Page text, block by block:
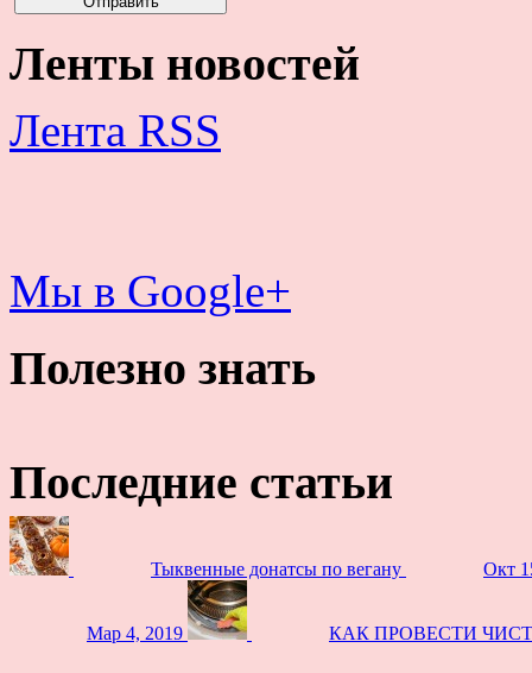
Ленты новостей
Лента RSS
Мы в Google+
Полезно знать
Последние статьи
Тыквенные донатсы по вегану Окт
Мар 4, 2019 КАК ПРОВЕСТИ